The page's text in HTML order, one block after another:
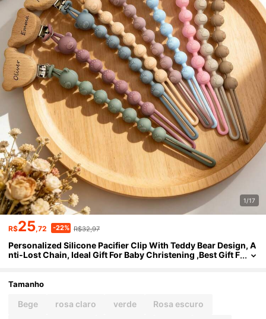
1/17
R$25,72 -22% R$32,97
Personalized Silicone Pacifier Clip With Teddy Bear Design, A
nti-Lost Chain, Ideal Gift For Baby Christening ,Best Gift F
Tamanho
Bege rosa claro verde Rosa escuro